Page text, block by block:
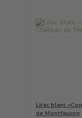
Lirac blanc
de Montfaucon